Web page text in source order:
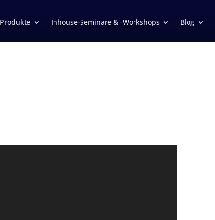
Produkte Inhouse-Seminare & -Workshops Blog